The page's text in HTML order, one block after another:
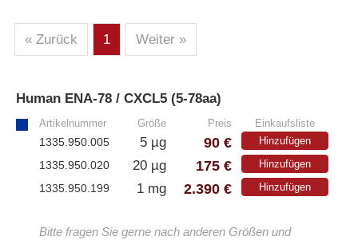
– Cell culture tested premium (cct-premium)
Athens
– Alle Athens Produkte
– Proteine
– Antikörper
« Zurück 1 Weiter »
Human ENA-78 / CXCL5 (5-78aa)
Artikelnummer Größe Preis Einkaufsliste
1335.950.005 5 µg 90 € Hinzufügen
1335.950.020 20 µg 175 € Hinzufügen
1335.950.199 1 mg 2.390 € Hinzufügen
Bitte fragen Sie gerne nach anderen Größen und